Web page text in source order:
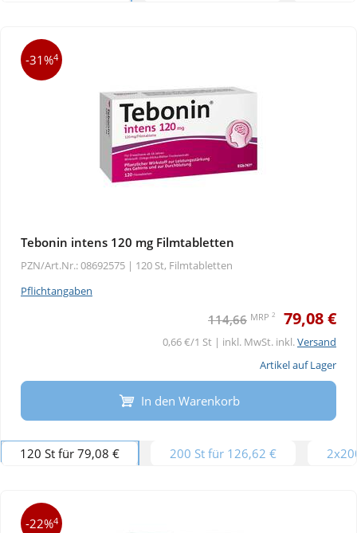
-31%4
Tebonin intens 120 mg Filmtabletten
PZN/Art.Nr.: 08692575 | 120 St, Filmtabletten
Pflichtangaben
114,66 MRP 2 79,08 €
0,66 €/1 St | inkl. MwSt. inkl.Versand
Artikel auf Lager
In den Warenkorb
120 St für 79,08 € 200 St für 126,62 €
-22%4